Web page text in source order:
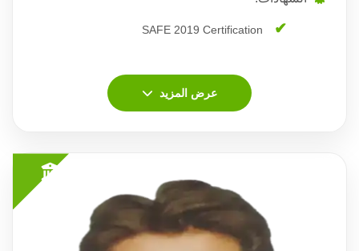
SAFE 2019 Certification
عرض المزيد